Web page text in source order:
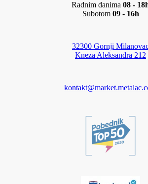
Radnim danima 08 -
Subotom 09 - 16h
32300 Gornji
Kneza Aleksandra 212